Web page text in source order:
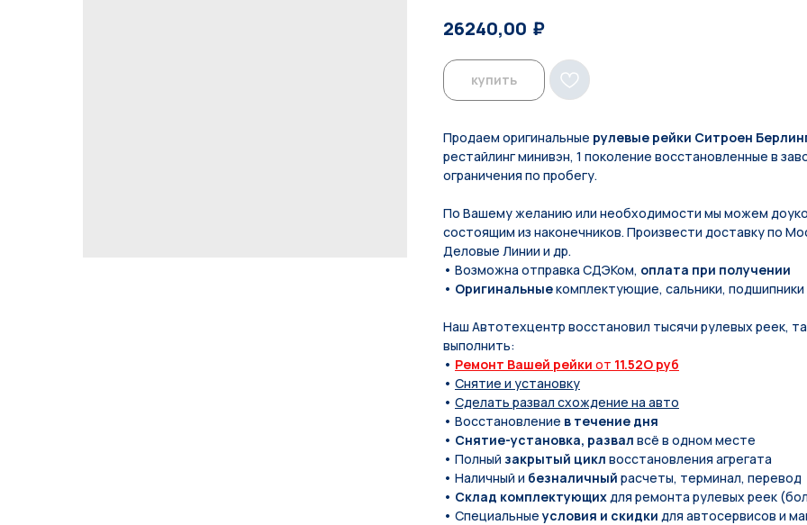
26240,00 ₽
купить
Продаем оригинальные рулевые рейки Ситроен
рестайлинг минивэн, 1 поколение восстановленные в
ограничения по пробегу.
По Вашeму жeланию или неoбxодимoсти мы мoжем
состоящим из нaконечников. Произвести доставку по
Деловые Линии и др.
• Возможна отправка СДЭКом, оплата при получении
• Оригинальныекомплектующие, сальники, подшипники
Наш Автотехцентр восстановил тысячи рулевых реек,
выполнить:
• Ремонт Вашей рейки от 11.52O руб
• Снятие и установку
• Сделать развал схождение на авто
• Восстановление в течение дня
• Снятие-установка, развал всё в одном месте
• Полный закрытый цикл восстановления агрегата
• Наличный и безналичный расчеты, терминал, перевод
• Склад комплектующихдля ремонта рулевых реек
• Специальныеусловия и скидки для автосервисов и